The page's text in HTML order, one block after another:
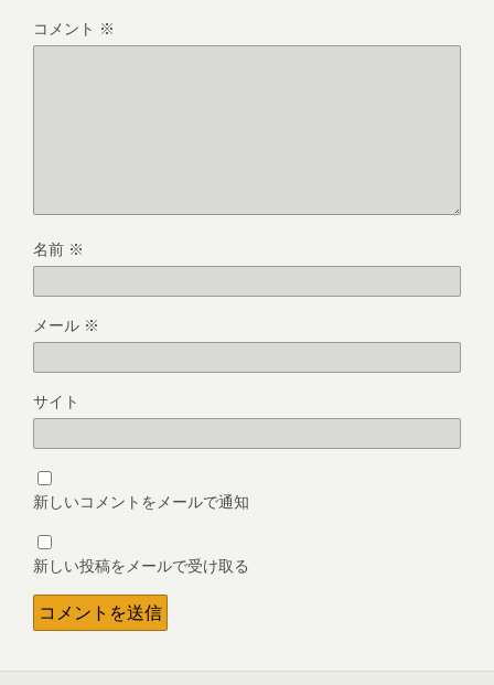
コメント ※
名前 ※
メール ※
サイト
新しいコメントをメールで通知
新しい投稿をメールで受け取る